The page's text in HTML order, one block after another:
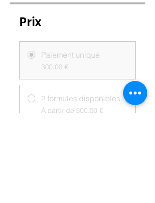
Prix
Paiement unique
300,00 €
2 formules disponibles
À partir de 500,00 €